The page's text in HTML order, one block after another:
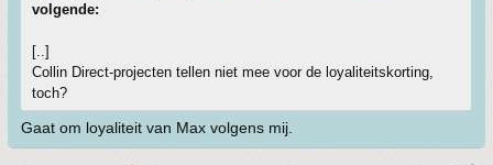
volgende:
[..]
Collin Direct-projecten tellen niet mee voor de loyaliteitskorting,
toch?
Gaat om loyaliteit van Max volgens mij.